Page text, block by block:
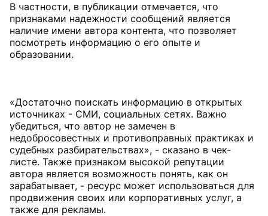
В частности, в публикации отмечается, что
признаками надежности сообщений является
наличие имени автора контента, что позволяет
посмотреть информацию о его опыте и
образовании.
«Достаточно поискать информацию в открытых
источниках - СМИ, социальных сетях. Важно
убедиться, что автор не замечен в
недобросовестных и противоправных практиках и
судебных разбирательствах», - сказано в чек-
листе. Также признаком высокой репутации
автора является возможность понять, как он
зарабатывает, - ресурс может использоваться для
продвижения своих или корпоративных услуг, а
также для рекламы.